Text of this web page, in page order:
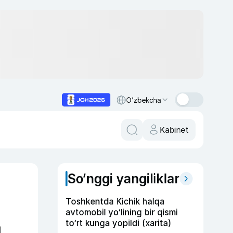
O‘zbekcha
Kabinet
So‘nggi yangiliklar
Toshkentda Kichik halqa
avtomobil yo‘lining bir qismi
to‘rt kunga yopildi (xarita)